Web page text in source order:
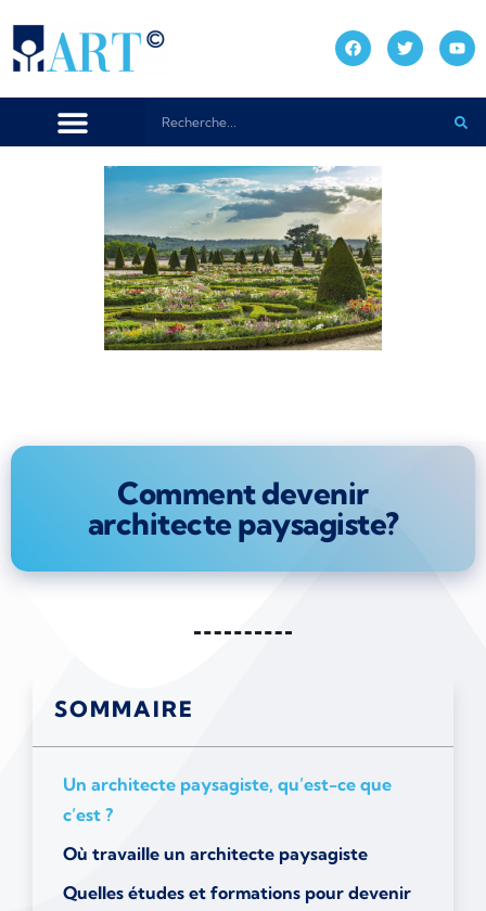
Comment devenir
architecte paysagiste?
SOMMAIRE
Un architecte paysagiste, qu’est-ce que
c’est ?
Où travaille un architecte paysagiste
Quelles études et formations pour devenir